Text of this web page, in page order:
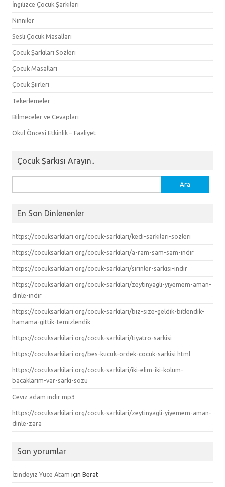
İngilizce Çocuk Şarkıları
Ninniler
Sesli Çocuk Masalları
Çocuk Şarkıları Sözleri
Çocuk Masalları
Çocuk Şiirleri
Tekerlemeler
Bilmeceler ve Cevapları
Okul Öncesi Etkinlik – Faaliyet
Çocuk Şarkısı Arayın..
En Son Dinlenenler
https://cocuksarkilari org/cocuk-sarkilari/kedi-sarkilari-sozleri
https://cocuksarkilari org/cocuk-sarkilari/a-ram-sam-sam-indir
https://cocuksarkilari org/cocuk-sarkilari/sirinler-sarkisi-indir
https://cocuksarkilari org/cocuk-sarkilari/zeytinyagli-yiyemem-aman-
dinle-indir
https://cocuksarkilari org/cocuk-sarkilari/biz-size-geldik-bitlendik-
hamama-gittik-temizlendik
https://cocuksarkilari org/cocuk-sarkilari/tiyatro-sarkisi
https://cocuksarkilari org/bes-kucuk-ordek-cocuk-sarkisi html
https://cocuksarkilari org/cocuk-sarkilari/iki-elim-iki-kolum-
bacaklarim-var-sarki-sozu
Cevız adam ındır mp3
https://cocuksarkilari org/cocuk-sarkilari/zeytinyagli-yiyemem-aman-
dinle-zara
Son yorumlar
İzindeyiz Yüce Atam için Berat